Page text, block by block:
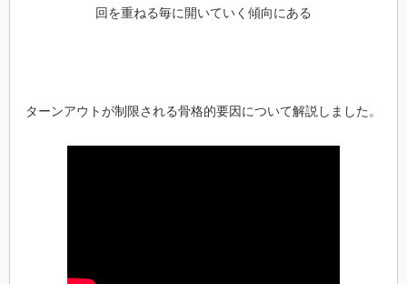
回を重ねる毎に開いていく傾向にある
ターンアウトが制限される骨格的要因について解説しました。